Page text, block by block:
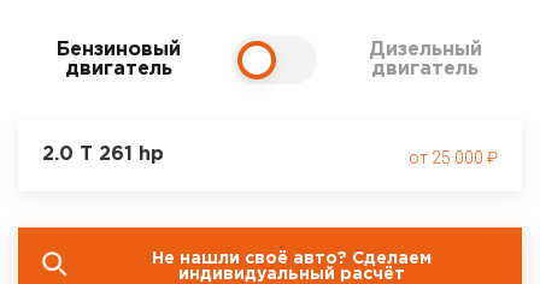
Бензиновый
двигатель
Дизельный
двигатель
2.0 T 261 hp 25 000
Не нашли своё авто? Сделаем
индивидуальный расчёт